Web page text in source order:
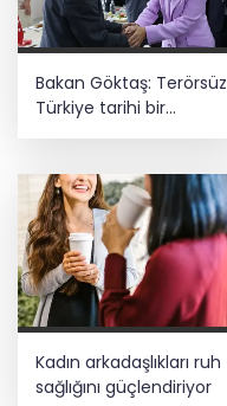
Bakan Göktaş: Terörsüz
Türkiye tarihi bir
Kadın arkadaşlıkları ruh
sağlığını güçlendiriyor